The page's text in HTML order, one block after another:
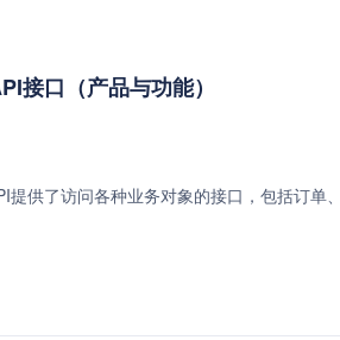
接口（产品与功能）
提供了访问各种业务对象的接口，包括订